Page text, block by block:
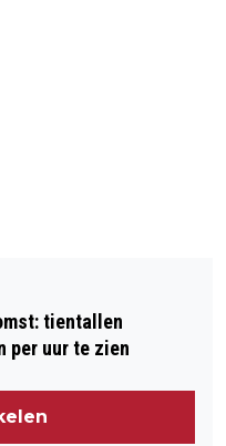
SUPPORTERS
IN
tientallen
per uur te zien